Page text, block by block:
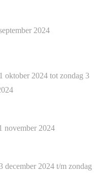
2024
oktober 2024 tot zondag 3
november 2024
december 2024 t/m zondag